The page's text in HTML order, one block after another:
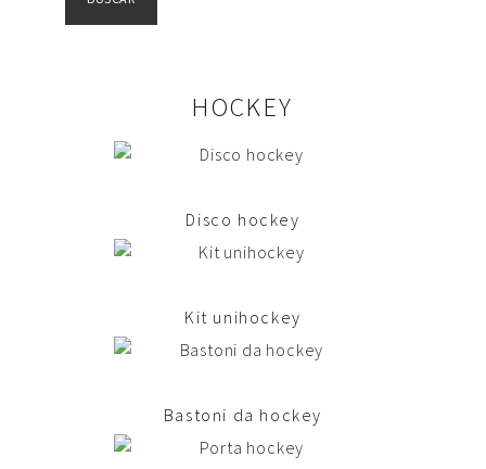
HOCKEY
Disco hockey
Kit unihockey
Bastoni da hockey